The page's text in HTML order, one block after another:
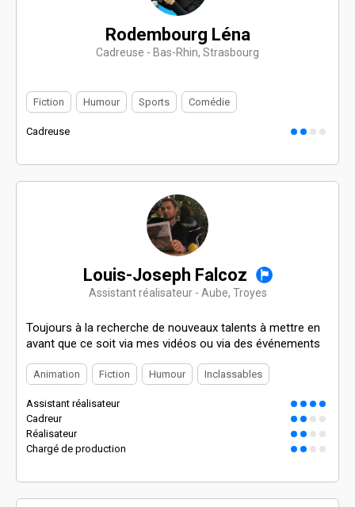
Rodembourg Léna
Cadreuse - Bas-Rhin, Strasbourg
Fiction Humour Sports Comédie
Cadreuse
Louis-Joseph Falcoz
Assistant réalisateur - Aube, Troyes
Toujours à la recherche de nouveaux talents à mettre en
avant que ce soit via mes vidéos ou via des événements
Animation Fiction Humour Inclassables
Assistant réalisateur
Cadreur
Réalisateur
Chargé de production